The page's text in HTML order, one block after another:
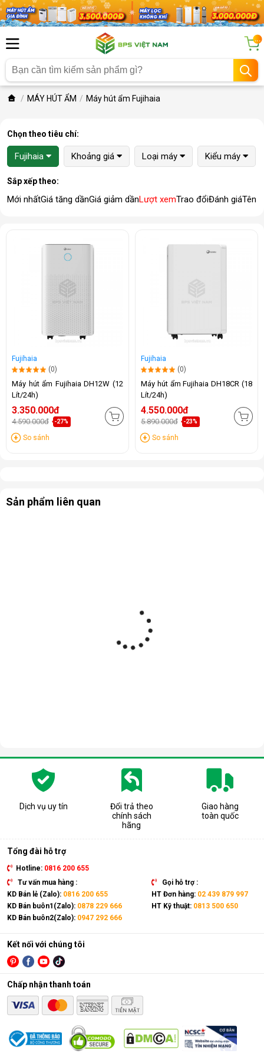
...
MÁY HÚT ẨM Máy hút ẩm Fujihaia
Chọn theo tiêu chí:
Fujihaia Khoảng giá Loại máy Kiểu máy
Sắp xếp theo:
Mới nhấtGiá tăng dầnGiá giảm dầnLượt xemTrao đổiĐánh giáTên
Fujihaia
(0)
Máy hút ẩm Fujihaia DH12W (12
Lít/24h)
3.350.000đ
4.590.000đ -27%
So sánh
Fujihaia
(0)
Máy hút ẩm Fujihaia DH18CR (18
Lít/24h)
4.550.000đ
5.890.000đ -23%
So sánh
Sản phẩm liên quan
Dịch vụ uy tín
Đổi trả theo
chính sách
hãng
Giao hàng
toàn quốc
Tổng đài hỗ trợ
Hotline: 0816 200 655
Tư vấn mua hàng :
KD Bán lẻ (Zalo): 0816 200 655
KD Bán buôn1(Zalo): 0878 229 666
KD Bán buôn2(Zalo): 0947 292 666
Gọi hỗ trợ :
HT Đơn hàng: 02 439 879 997
HT Kỹ thuật: 0813 500 650
Kết nối với chúng tôi
Chấp nhận thanh toán